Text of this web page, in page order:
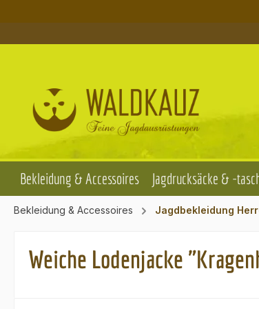
Bekleidung & Accessoires Jagdrucksäcke & -
Bekleidung & Accessoires Jagdbekleidung
Weiche Lodenjacke